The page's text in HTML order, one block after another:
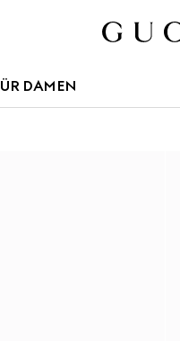
DAMEN